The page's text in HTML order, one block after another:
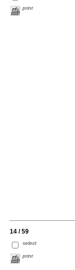
print
14 / 59
select
print